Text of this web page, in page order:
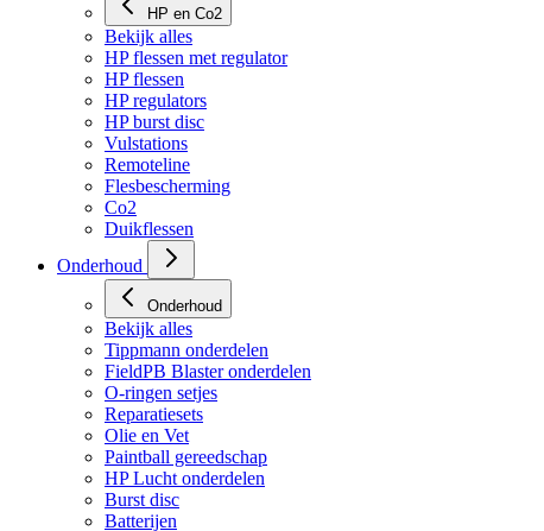
HP en Co2
Bekijk alles
HP flessen met regulator
HP flessen
HP regulators
HP burst disc
Vulstations
Remoteline
Flesbescherming
Co2
Duikflessen
Onderhoud
Onderhoud
Bekijk alles
Tippmann onderdelen
FieldPB Blaster onderdelen
O-ringen setjes
Reparatiesets
Olie en Vet
Paintball gereedschap
HP Lucht onderdelen
Burst disc
Batterijen